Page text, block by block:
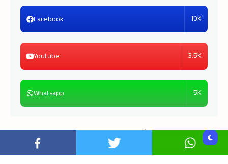
Facebook 10K
Youtube 3.5K
Whatsapp 5K
Copyright © 2026Times of Adirai| Powered byTOA
Media Unit